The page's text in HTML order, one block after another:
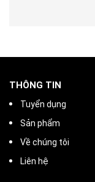
THÔNG TIN
Tuyển dụng
Sản phẩm
Về chúng tôi
Liên hệ